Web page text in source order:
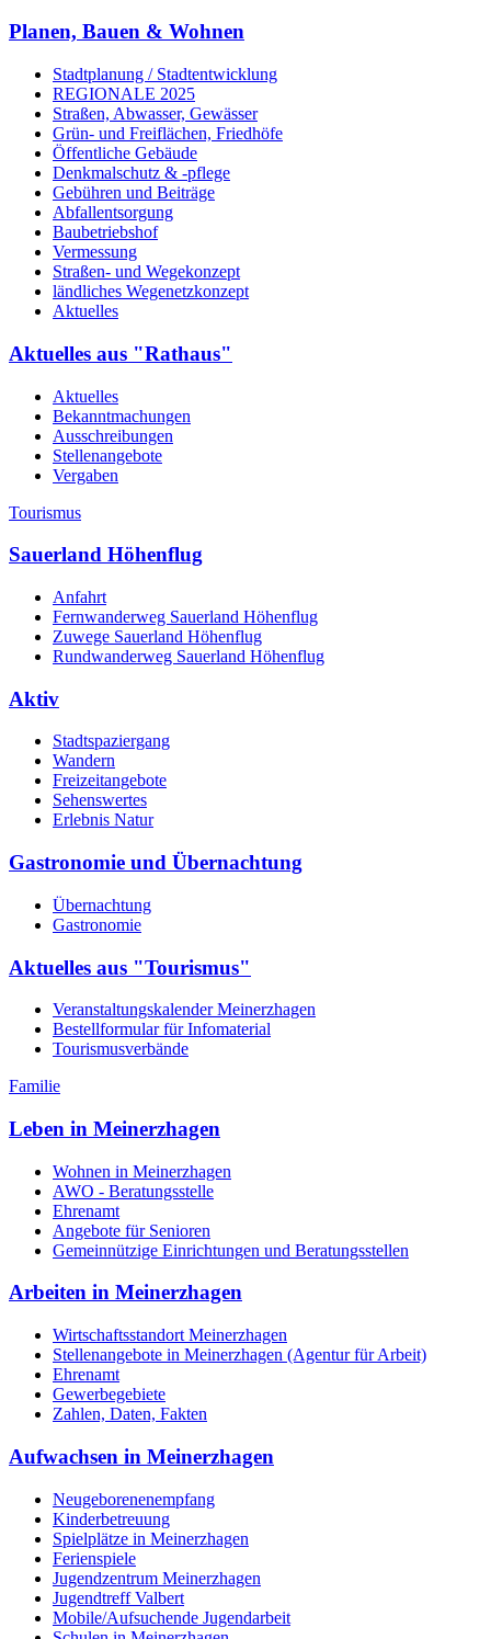
Planen, Bauen & Wohnen
Stadtplanung / Stadtentwicklung
REGIONALE 2025
Straßen, Abwasser, Gewässer
Grün- und Freiflächen, Friedhöfe
Öffentliche Gebäude
Denkmalschutz & -pflege
Gebühren und Beiträge
Abfallentsorgung
Baubetriebshof
Vermessung
Straßen- und Wegekonzept
ländliches Wegenetzkonzept
Aktuelles
Aktuelles aus "Rathaus"
Aktuelles
Bekanntmachungen
Ausschreibungen
Stellenangebote
Vergaben
Tourismus
Sauerland Höhenflug
Anfahrt
Fernwanderweg Sauerland Höhenflug
Zuwege Sauerland Höhenflug
Rundwanderweg Sauerland Höhenflug
Aktiv
Stadtspaziergang
Wandern
Freizeitangebote
Sehenswertes
Erlebnis Natur
Gastronomie und Übernachtung
Übernachtung
Gastronomie
Aktuelles aus "Tourismus"
Veranstaltungskalender Meinerzhagen
Bestellformular für Infomaterial
Tourismusverbände
Familie
Leben in Meinerzhagen
Wohnen in Meinerzhagen
AWO - Beratungsstelle
Ehrenamt
Angebote für Senioren
Gemeinnützige Einrichtungen und Beratungsstellen
Arbeiten in Meinerzhagen
Wirtschaftsstandort Meinerzhagen
Stellenangebote in Meinerzhagen (Agentur für Arbeit)
Ehrenamt
Gewerbegebiete
Zahlen, Daten, Fakten
Aufwachsen in Meinerzhagen
Neugeborenenempfang
Kinderbetreuung
Spielplätze in Meinerzhagen
Ferienspiele
Jugendzentrum Meinerzhagen
Jugendtreff Valbert
Mobile/Aufsuchende Jugendarbeit